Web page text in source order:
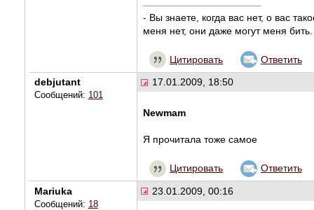
- Вы знаете, когда вас нет, о вас
меня нет, они даже могут меня бить.
Цитировать Ответить
debjutant
Сообщений: 101
17.01.2009, 18:50
Newmam
Я прочитала тоже самое
Цитировать Ответить
Mariuka
Сообщений: 18
23.01.2009, 00:16